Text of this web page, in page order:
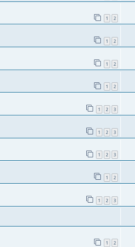
1 2
1 2
1 2
1 2
1 2 3
1 2 3
1 2 3
1 2
1 2 3
1 2